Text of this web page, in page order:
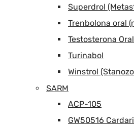
Superdrol
Trenbolona oral
Testosterona Oral
Turinabol
Winstrol
SARM
ACP-105
GW50516